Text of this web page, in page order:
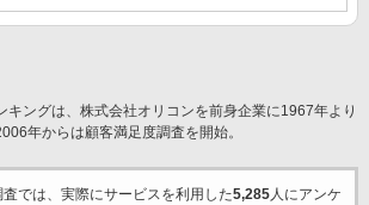
キングは、株式会社オリコンを前身企業に1967年より
年からは顧客満足度調査を開始。
では、実際にサービスを利用した5,285人にアンケ